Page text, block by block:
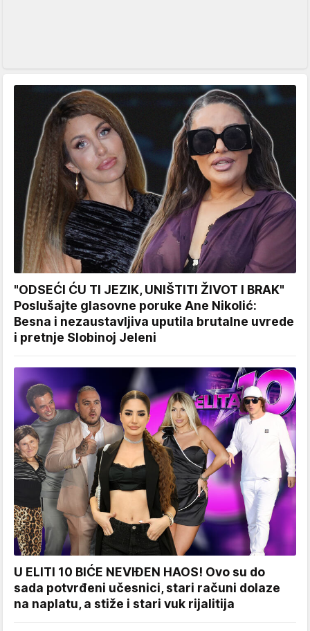
"ODSEĆI ĆU TI JEZIK, UNIŠTITI ŽIVOT I BRAK"
Poslušajte glasovne poruke Ane Nikolić:
Besna i nezaustavljiva uputila brutalne uvrede
i pretnje Slobinoj Jeleni
U ELITI 10 BIĆE NEVIĐEN HAOS! Ovo su do
sada potvrđeni učesnici, stari računi dolaze
na naplatu, a stiže i stari vuk rijalitija